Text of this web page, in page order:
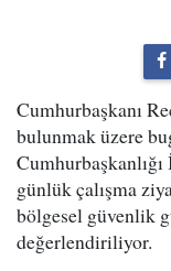
Cumhurbaşkanı
bulunmak üzere
günlük çalışma
bölgesel güvenlik
değerlendiriliyor.